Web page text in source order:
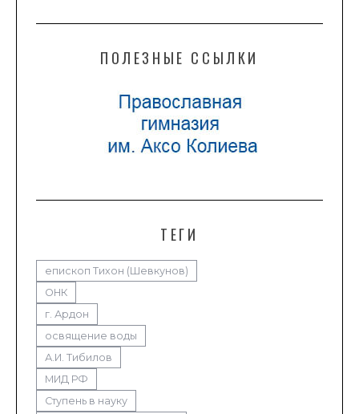
ПОЛЕЗНЫЕ ССЫЛКИ
ТЕГИ
епископ Тихон (Шевкунов)
ОНК
г. Ардон
освящение воды
А.И. Тибилов
МИД РФ
Ступень в науку